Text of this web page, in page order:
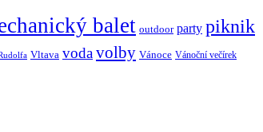
balet outdoor party piknik
Vltava vodavolby Vánoce Vánoční večírek